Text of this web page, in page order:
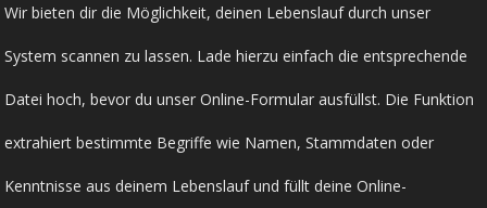
Wir bieten dir die Möglichkeit, deinen Lebenslauf durch unser
System scannen zu lassen. Lade hierzu einfach die entsprechende
Datei hoch, bevor du unser Online-Formular ausfüllst. Die Funktion
extrahiert bestimmte Begriffe wie Namen, Stammdaten oder
Kenntnisse aus deinem Lebenslauf und füllt deine Online-